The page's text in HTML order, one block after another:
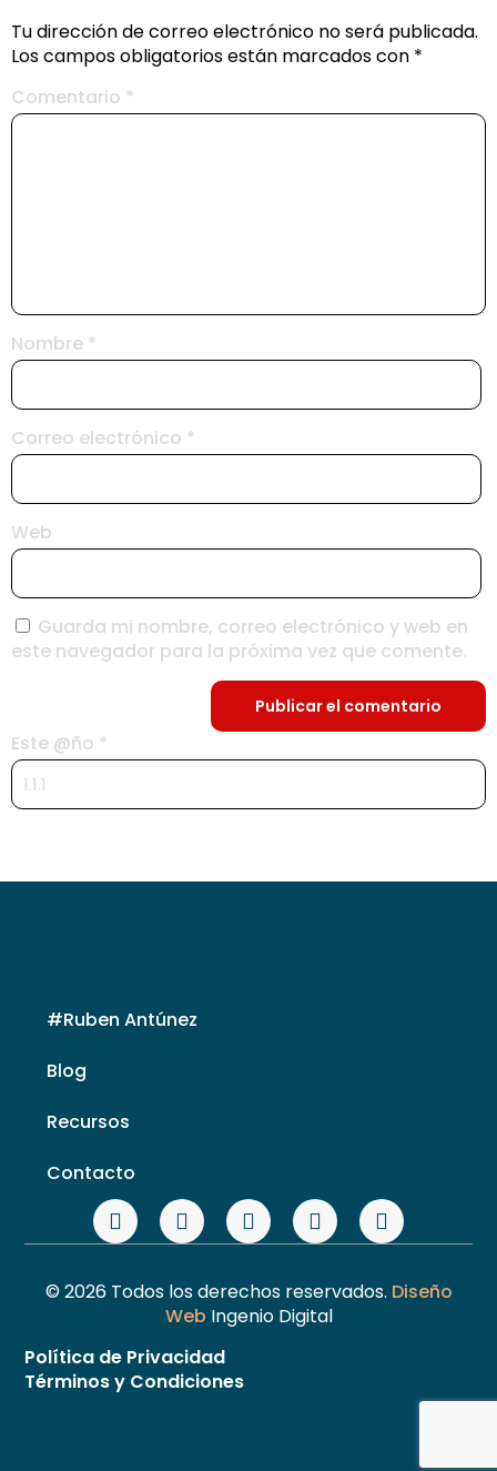
Tu dirección de correo electrónico no será publicada.
Los campos obligatorios están marcados con *
Comentario *
Nombre *
Correo electrónico *
Web
Guarda mi nombre, correo electrónico y web en
este navegador para la próxima vez que comente.
Este @ño *
#Ruben Antúnez
Blog
Recursos
Contacto
© 2026 Todos los derechos reservados. Diseño
Web Ingenio Digital
Política de Privacidad
Términos y Condiciones